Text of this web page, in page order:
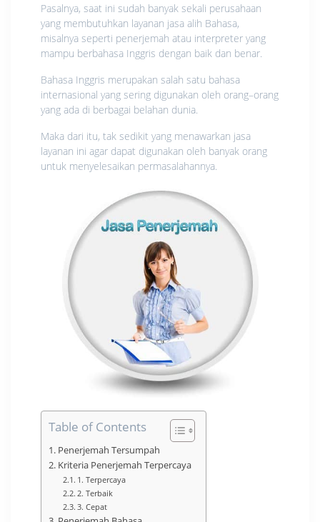
Pasalnya, saat ini sudah banyak sekali perusahaan
yang membutuhkan layanan jasa alih Bahasa,
misalnya seperti penerjemah atau interpreter yang
mampu berbahasa Inggris dengan baik dan benar.
Bahasa Inggris merupakan salah satu bahasa
internasional yang sering digunakan oleh orang–orang
yang ada di berbagai belahan dunia.
Maka dari itu, tak sedikit yang menawarkan jasa
layanan ini agar dapat digunakan oleh banyak orang
untuk menyelesaikan permasalahannya.
Table of Contents
Penerjemah Tersumpah
Kriteria Penerjemah Terpercaya
1. Terpercaya
2. Terbaik
3. Cepat